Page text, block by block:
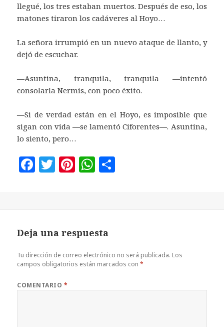
llegué, los tres estaban muertos. Después de eso, los
matones tiraron los cadáveres al Hoyo…
La señora irrumpió en un nuevo ataque de llanto, y
dejó de escuchar.
—Asuntina, tranquila, tranquila —intentó
consolarla Nermis, con poco éxito.
—Si de verdad están en el Hoyo, es imposible que
sigan con vida —se lamentó Ciforentes—. Asuntina,
lo siento, pero…
F
b
o
T
r
Pi
es
t
W
A
p ir
Deja una respuesta
Tu dirección de correo electrónico no será publicada. Los
campos obligatorios están marcados con*
COMENTARIO *